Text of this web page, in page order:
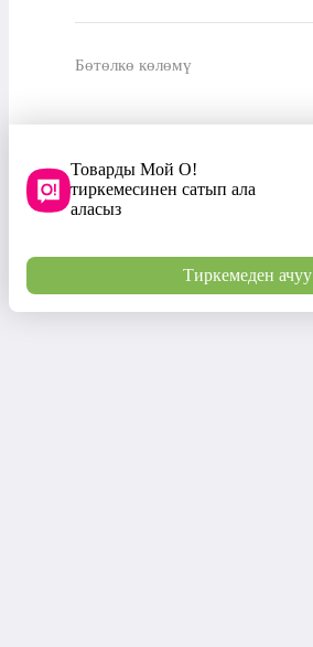
Бөтөлкө көлөмү
Товарды Мой О!
тиркемесинен сатып ала
аласыз
Тиркемеден ачуу